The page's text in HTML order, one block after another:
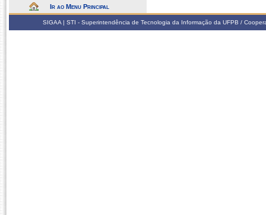
Ir ao Menu Principal
SIGAA | STI - Superintendência de Tecnologia da Informação da UFPB /